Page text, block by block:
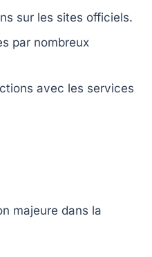
sur les sites officiels.
par nombreux
avec les services
majeure dans la